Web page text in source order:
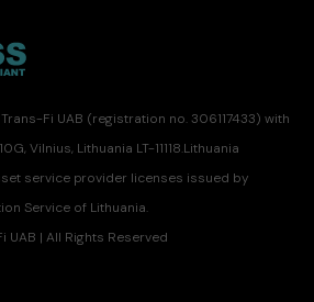
Fi UAB (registration no. 306117433) with
Vilnius, Lithuania LT-11118.Lithuania
service provider licenses issued by
Service of Lithuania.
| All Rights Reserved